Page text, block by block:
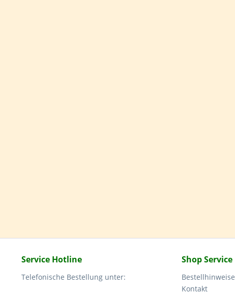
Service Hotline
Telefonische Bestellung unter:
Shop Service
Bestellhinweise
Kontakt